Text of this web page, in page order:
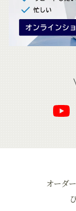
オーダ